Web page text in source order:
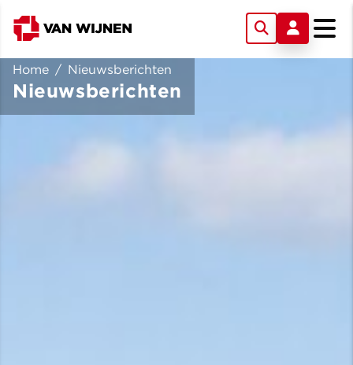
Home / Nieuwsberichten
Nieuwsberichten